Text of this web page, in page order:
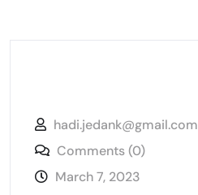
hadi.jedank@gmail.com
Comments (0)
March 7, 2023